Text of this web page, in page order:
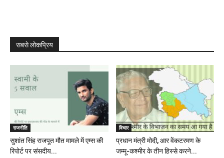
सबसे लोकप्रिय
राजनीति
सुशांत सिंह राजपूत मौत मामले में एम्स की
रिपोर्ट पर संसदीय...
विचार
प्रधान मंत्री मोदी, आर वेंकटरमण के
जम्मू-कश्मीर के तीन हिस्से करने...